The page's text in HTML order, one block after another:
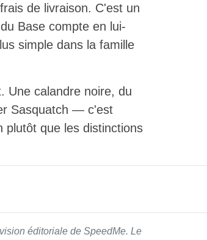
de livraison. C'est un
Base compte en lui-
simple dans la famille
Une calandre noire, du
Sasquatch — c'est
plutôt que les distinctions
éditoriale de SpeedMe. Le